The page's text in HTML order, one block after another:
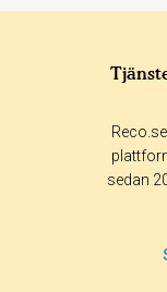
sedan